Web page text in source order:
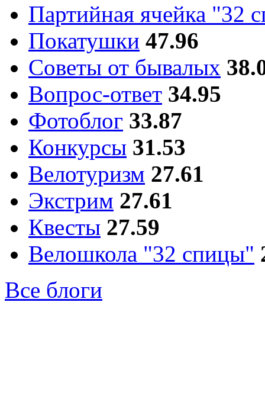
Партийная ячейка "32
Покатушки 47.96
Советы от бывалых
Вопрос-ответ 34.95
Фотоблог 33.87
Конкурсы 31.53
Велотуризм 27.61
Экстрим 27.61
Квесты 27.59
Велошкола "32 спицы"
Все блоги